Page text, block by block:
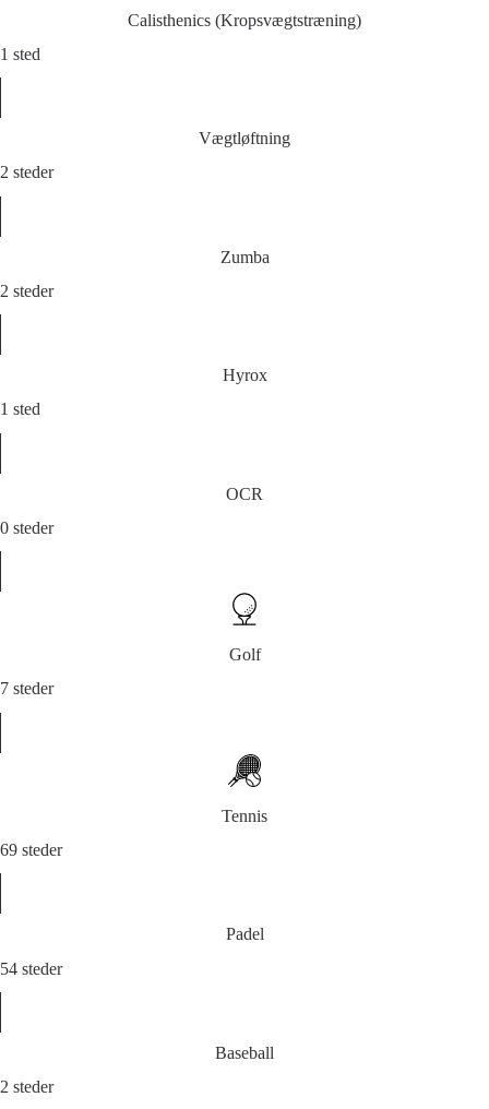
Calisthenics (Kropsvægtstræning)
1 sted
Vægtløftning
2 steder
Zumba
2 steder
Hyrox
1 sted
OCR
0 steder
Golf
7 steder
Tennis
69 steder
Padel
54 steder
Baseball
2 steder